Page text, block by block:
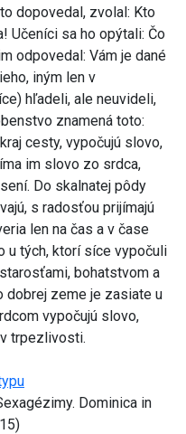
dopovedal, zvolal: Kto
Učeníci sa ho opýtali: Čo
odpovedal: Vám je dané
iným len v
hľadeli, ale neuvideli,
znamená toto:
cesty, vypočujú slovo,
im slovo zo srdca,
Do skalnatej pôdy
s radosťou prijímajú
len na čas a v čase
u tých, ktorí síce vypočuli
bohatstvom a
dobrej zeme je zasiate u
vypočujú slovo,
v trpezlivosti.
Dominica in